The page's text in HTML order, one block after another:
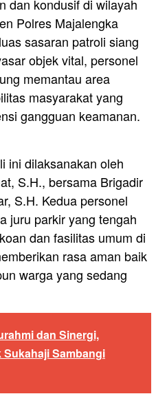
dan kondusif di wilayah
Polres Majalengka
sasaran patroli siang
objek vital, personel
memantau area
masyarakat yang
gangguan keamanan.
ini dilaksanakan oleh
S.H., bersama Brigadir
S.H. Kedua personel
juru parkir yang tengah
dan fasilitas umum di
rasa aman baik
warga yang sedang
dan Sinergi,
Sambangi